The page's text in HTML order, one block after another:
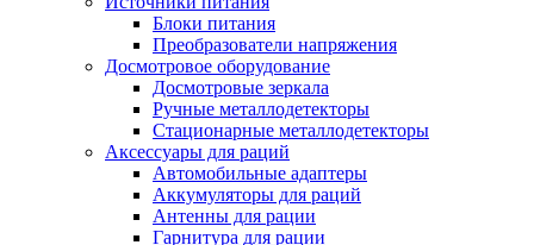
Блоки питания
Преобразователи напряжения
Досмотровое оборудование
Досмотровые зеркала
Ручные металлодетекторы
Стационарные металлодетекторы
Аксессуары для раций
Автомобильные адаптеры
Аккумуляторы для раций
Антенны для рации
Гарнитура для рации